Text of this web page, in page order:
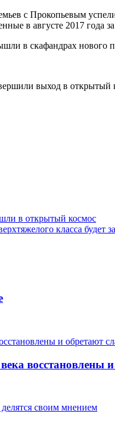
с Прокопьевым
в августе 2017 года
в скафандрах
выход в открытый
в открытый космос
класса будет
восстановлены и